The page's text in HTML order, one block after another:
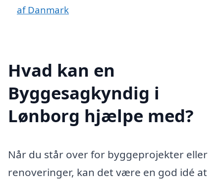
af Danmark
Hvad kan en
Byggesagkyndig i
Lønborg hjælpe med?
Når du står over for byggeprojekter eller
renoveringer, kan det være en god idé at